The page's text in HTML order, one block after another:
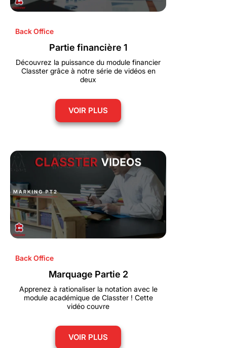
Back Office
Partie financière 1
Découvrez la puissance du module financier
Classter grâce à notre série de vidéos en
deux
VOIR PLUS
Back Office
Marquage Partie 2
Apprenez à rationaliser la notation avec le
module académique de Classter ! Cette
vidéo couvre
VOIR PLUS